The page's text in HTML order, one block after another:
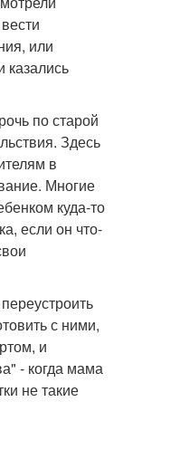
или
казались
по старой
Здесь
в
Многие
куда-то
если он что-
с ними,
и
- когда мама
не такие